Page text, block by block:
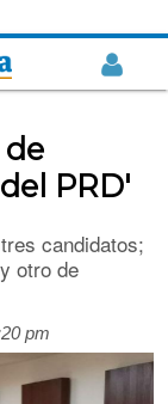
PRD'
candidatos;
otro de
pm